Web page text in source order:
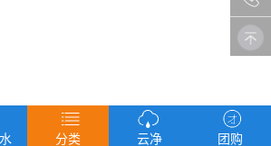
分类 云净 团购